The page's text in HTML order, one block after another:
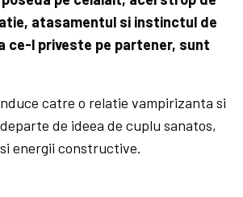
atasamentul si instinctul de
ce-l priveste pe partener, sunt
catre o relatie vampirizanta si
de ideea de cuplu sanatos,
energii constructive.